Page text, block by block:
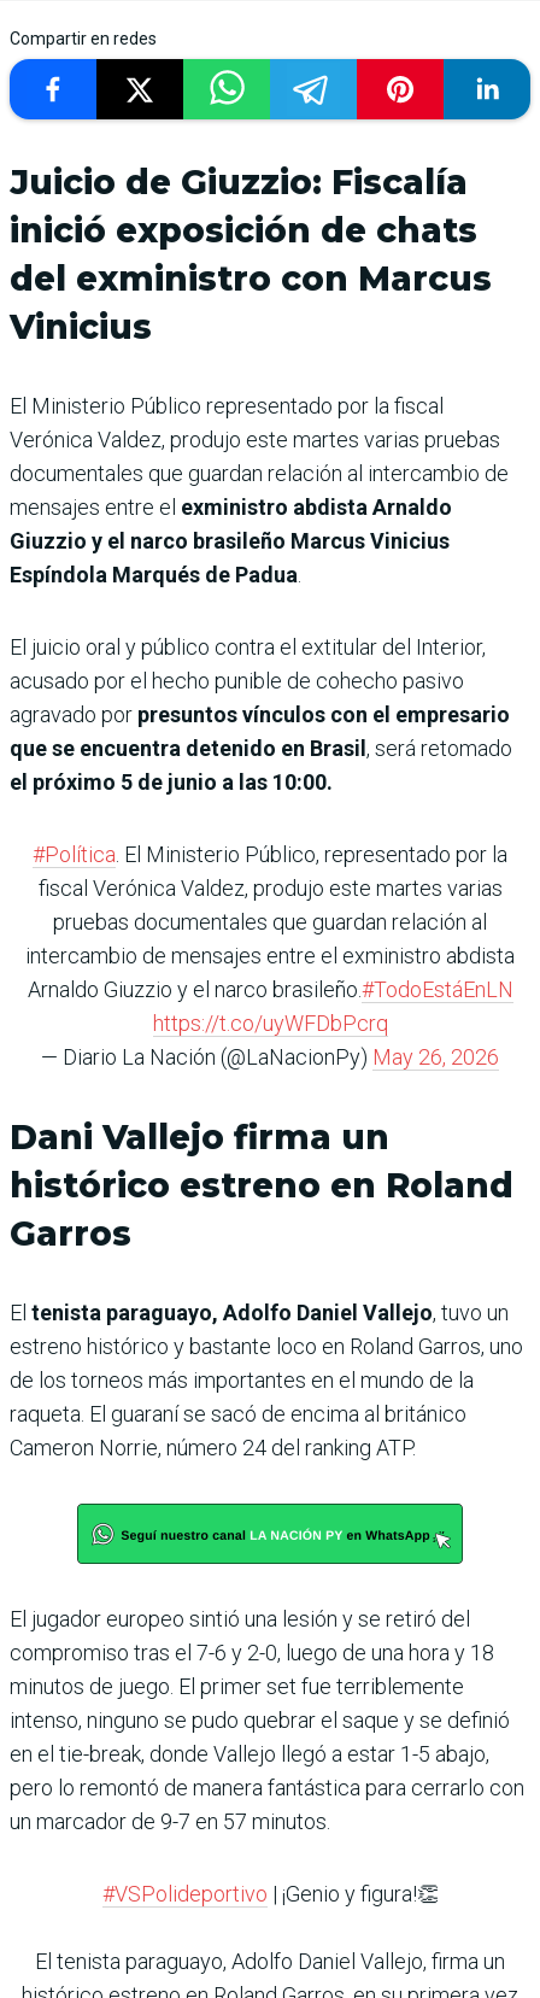
Compartir en redes
Juicio de Giuzzio: Fiscalía
inició exposición de chats
del exministro con Marcus
Vinicius
El Ministerio Público representado por la fiscal
Verónica Valdez, produjo este martes varias pruebas
documentales que guardan relación al intercambio de
mensajes entre el exministro abdista Arnaldo
Giuzzio y el narco brasileño Marcus Vinicius
Espíndola Marqués de Padua
El juicio oral y público contra el extitular del Interior,
acusado por el hecho punible de cohecho pasivo
agravado por presuntos vínculos con el empresario
que se encuentra detenido en Brasil, será retomado
el próximo 5 de junio a las 10:00.
#Política . El Ministerio Público, representado por la
fiscal Verónica Valdez, produjo este martes varias
pruebas documentales que guardan relación al
intercambio de mensajes entre el exministro abdista
Arnaldo Giuzzio y el narco brasileño.#TodoEstáEnLN
https://t.co/uyWFDbPcrq
— Diario La Nación (@LaNacionPy) May 26, 2026
Dani Vallejo firma un
histórico estreno en Roland
Garros
El tenista paraguayo, Adolfo Daniel Vallejo, tuvo un
estreno histórico y bastante loco en Roland Garros, uno
de los torneos más importantes en el mundo de la
raqueta. El guaraní se sacó de encima al británico
Cameron Norrie, número 24 del ranking ATP.
El jugador europeo sintió una lesión y se retiró del
compromiso tras el 7-6 y 2-0, luego de una hora y 18
minutos de juego. El primer set fue terriblemente
intenso, ninguno se pudo quebrar el saque y se definió
en el tie-break, donde Vallejo llegó a estar 1-5 abajo,
pero lo remontó de manera fantástica para cerrarlo con
un marcador de 9-7 en 57 minutos.
#VSPolideportivo | ¡Genio y figura!👏
El tenista paraguayo, Adolfo Daniel Vallejo, firma un